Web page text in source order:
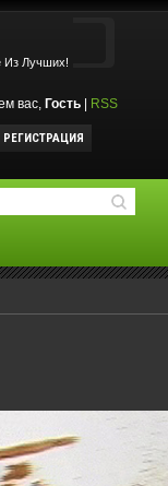
Из Лучших!
вас, Гость RSS
РЕГИСТРАЦИЯ